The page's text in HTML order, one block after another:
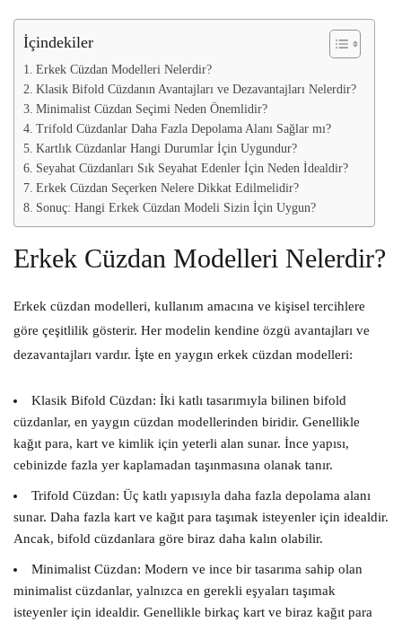
İçindekiler
Erkek Cüzdan Modelleri Nelerdir?
Klasik Bifold Cüzdanın Avantajları ve Dezavantajları Nelerdir?
Minimalist Cüzdan Seçimi Neden Önemlidir?
Trifold Cüzdanlar Daha Fazla Depolama Alanı Sağlar mı?
Kartlık Cüzdanlar Hangi Durumlar İçin Uygundur?
Seyahat Cüzdanları Sık Seyahat Edenler İçin Neden İdealdir?
Erkek Cüzdan Seçerken Nelere Dikkat Edilmelidir?
Sonuç: Hangi Erkek Cüzdan Modeli Sizin İçin Uygun?
Erkek Cüzdan Modelleri Nelerdir?
Erkek cüzdan modelleri, kullanım amacına ve kişisel tercihlere
göre çeşitlilik gösterir. Her modelin kendine özgü avantajları ve
dezavantajları vardır. İşte en yaygın erkek cüzdan modelleri:
Klasik Bifold Cüzdan: İki katlı tasarımıyla bilinen bifold
cüzdanlar, en yaygın cüzdan modellerinden biridir. Genellikle
kağıt para, kart ve kimlik için yeterli alan sunar. İnce yapısı,
cebinizde fazla yer kaplamadan taşınmasına olanak tanır.
Trifold Cüzdan: Üç katlı yapısıyla daha fazla depolama alanı
sunar. Daha fazla kart ve kağıt para taşımak isteyenler için idealdir.
Ancak, bifold cüzdanlara göre biraz daha kalın olabilir.
Minimalist Cüzdan: Modern ve ince bir tasarıma sahip olan
minimalist cüzdanlar, yalnızca en gerekli eşyaları taşımak
isteyenler için idealdir. Genellikle birkaç kart ve biraz kağıt para